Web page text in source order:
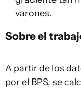
varones.
Sobre el
A partir de los
por el BPS, se